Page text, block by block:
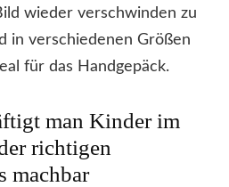
wieder verschwinden zu
in verschiedenen Größen
für das Handgepäck.
man Kinder im
richtigen
machbar